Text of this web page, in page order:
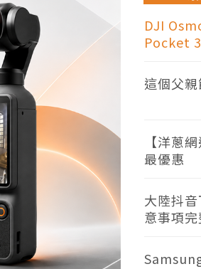
DJI
Pocket
這個父
【洋蔥
最優惠
大陸抖
意事項